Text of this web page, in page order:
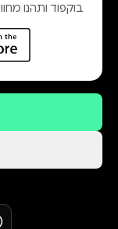
בוקפוד ותהנו